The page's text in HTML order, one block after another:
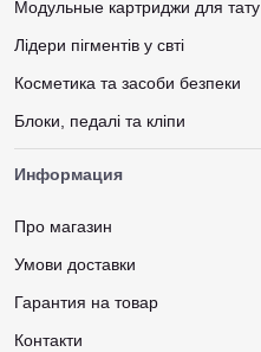
Модульные картриджи для тату
Лідери пігментів у свті
Косметика та засоби безпеки
Блоки, педалі та кліпи
Информация
Про магазин
Умови доставки
Гарантия на товар
Контакти